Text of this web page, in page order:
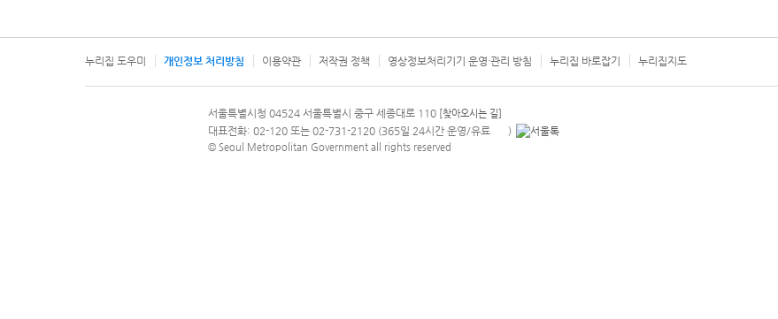
누리집 도우미 개인정보 처리방침 이용약관 저작권 정책 영상정보처리기기 운영·관리 방침 누리집 바로잡기 누리집지도
문의 전화번호 120, 120 다산콜재단
서울특별시청 04524 서울특별시 중구 세종대로 110 [찾아오시는 길]
대표전화: 02-120 또는 02-731-2120 (365일 24시간 운영/유료 안내팝업 열기
)
© Seoul Metropolitan Government all rights reserved